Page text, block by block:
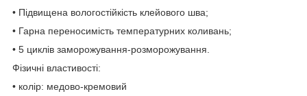
• Підвищена вологостійкість клейового шва;
• Гарна переносимість температурних коливань;
• 5 циклів заморожування-розморожування.
Фізичні властивості:
• колір: медово-кремовий